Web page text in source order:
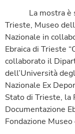
La mostra è
Trieste, Museo
Nazionale in
Ebraica di Trieste
collaborato il
dell’Università
Nazionale Ex
Stato di Trieste, la
Documentazione
Fondazione